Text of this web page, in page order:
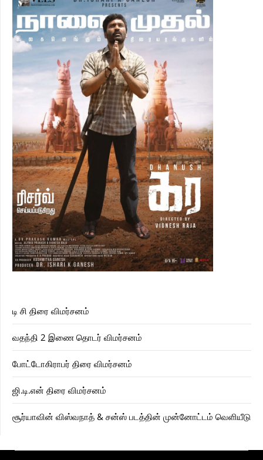
டி சி திரை விமர்சனம்
வதந்தி 2 இணை தொடர் விமர்சனம்
போட்டோகிராபர் திரை விமர்சனம்
ஜி.டி.என் திரை விமர்சனம்
சூர்யாவின் விஸ்வநாத் & சன்ஸ் படத்தின் முன்னோட்டம் வெளியீடு